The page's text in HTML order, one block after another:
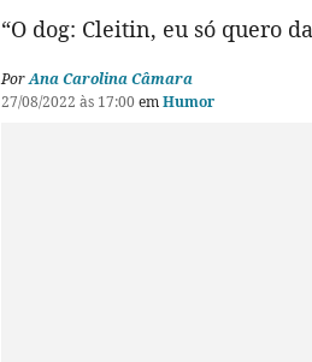
“O dog: Cleitin, eu só quero
PorAna Carolina Câmara
27/08/2022 às 17:00 emHumor